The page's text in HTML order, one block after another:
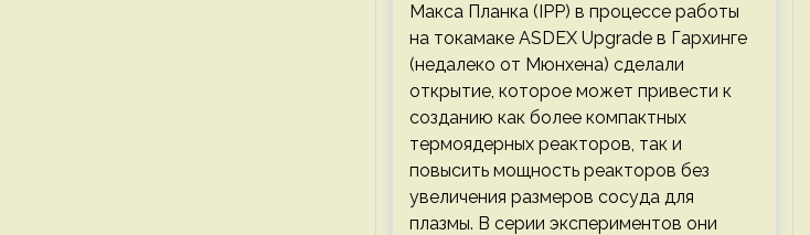
Макса Планка (IPP) в процессе работы
на токамаке ASDEX Upgrade в Гархинге
(недалеко от Мюнхена) сделали
открытие, которое может привести к
созданию как более компактных
термоядерных реакторов, так и
повысить мощность реакторов без
увеличения размеров сосуда для
плазмы. В серии экспериментов они